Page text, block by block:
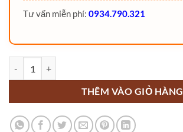
Tư vấn miễn phí: 0934.790.321
THÊM VÀO GIỎ HÀNG